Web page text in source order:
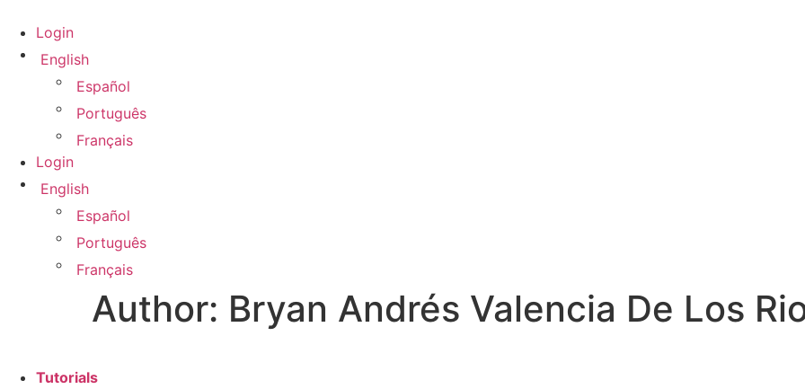
content
Login
English
Español
Português
Français
Login
English
Español
Português
Français
Author: Bryan Andrés Valencia De Los
Tutorials